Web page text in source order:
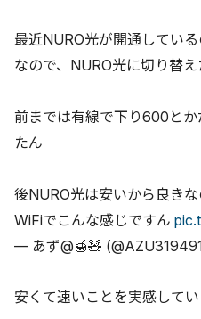
NURO 光の申し込みか
NURO 光に関するよく
最近NURO光が開通してい
なので、NURO光に切り替
前までは有線で下り600と
たん
後NURO光は安いから良き
WiFiでこんな感じですん
— あず@🍯🧸
安くて速いことを実感してい